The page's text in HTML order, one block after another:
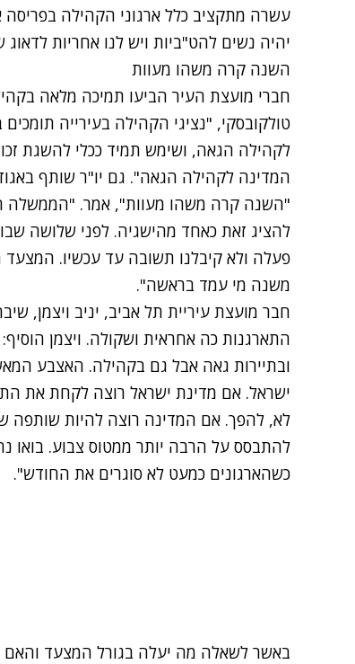
עשרה מתקציב כלל ארגוני הקהילה
יהיה נשים להט"ביות ויש לנו אחריות
השנה קרה משהו מעוות
חברי מועצת העיר הביעו תמיכה מלאה
טולקובסקי, "נציגי הקהילה בעירייה
לקהילה הגאה, ושימש תמיד ככלי להשגת
המדינה לקהילה הגאה". גם יו"ר שותף
"השנה קרה משהו מעוות", אמר.
להציג זאת כאחד מהישגיה. לפני שלושה
פעלה ולא קיבלנו תשובה עד עכשיו.
משנה מי עמד בראשה".
חבר מועצת עיריית תל אביב, יניב ויצמן,
התארגנות כה אחראית ושקולה. ויצמן
ובתיירות גאה אבל גם בקהילה. האצבע
ישראל. אם מדינת ישראל רוצה לקחת את
לא, להפך. אם המדינה רוצה להיות שותפה
להתבסס על הרבה יותר ממטוס צבוע. בואו
כשהארגונים כמעט לא סוגרים את החודש".
באשר לשאלה מה יעלה בגורל המצעד והאם